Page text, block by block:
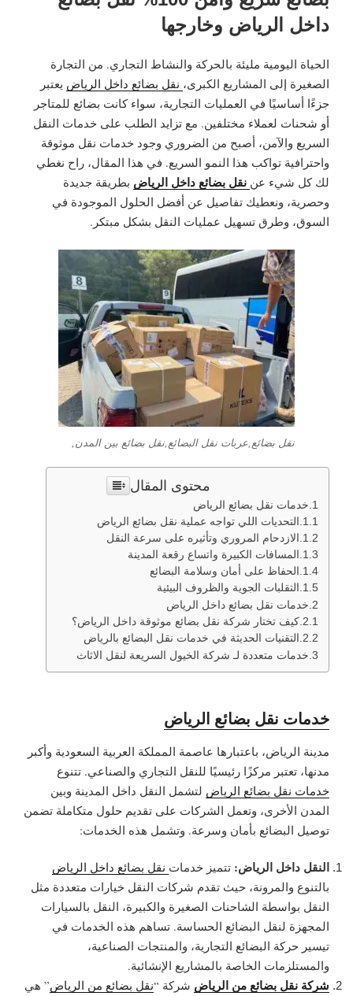
داخل الرياض وخارجها
الحياة اليومية مليئة بالحركة والنشاط التجاري. من التجارة
الصغيرة إلى المشاريع الكبرى، نقل بضائع داخل الرياض يعتبر
جزءًا أساسيًا في العمليات التجارية، سواء كانت بضائع للمتاجر
أو شحنات لعملاء مختلفين. مع تزايد الطلب على خدمات النقل
السريع والآمن، أصبح من الضروري وجود خدمات نقل موثوقة
واحترافية تواكب هذا النمو السريع. في هذا المقال، راح نغطي
لك كل شيء عن نقل بضائع داخل الرياض بطريقة جديدة
وحصرية، ونعطيك تفاصيل عن أفضل الحلول الموجودة في
السوق، وطرق تسهيل عمليات النقل بشكل مبتكر.
نقل بضائع,عربات نقل البضائع,نقل بضائع بين المدن,
محتوى المقال
خدمات نقل بضائع الرياض
التحديات اللي تواجه عملية نقل بضائع الرياض
الازدحام المروري وتأثيره على سرعة النقل
المسافات الكبيرة واتساع رقعة المدينة
الحفاظ على أمان وسلامة البضائع
التقلبات الجوية والظروف البيئية
خدمات نقل بضائع داخل الرياض
كيف تختار شركة نقل بضائع موثوقة داخل الرياض؟
التقنيات الحديثة في خدمات نقل البضائع بالرياض
خدمات متعددة لـ شركة الخيول السريعة لنقل الاثاث
خدمات نقل بضائع الرياض
مدينة الرياض، باعتبارها عاصمة المملكة العربية السعودية وأكبر
مدنها، تعتبر مركزًا رئيسيًا للنقل التجاري والصناعي. تتنوع
خدمات نقل بضائع الرياض لتشمل النقل داخل المدينة وبين
المدن الأخرى، وتعمل الشركات على تقديم حلول متكاملة تضمن
توصيل البضائع بأمان وسرعة. وتشمل هذه الخدمات:
النقل داخل الرياض: تتميز خدمات نقل بضائع داخل الرياض
بالتنوع والمرونة، حيث تقدم شركات النقل خيارات متعددة مثل
النقل بواسطة الشاحنات الصغيرة والكبيرة، النقل بالسيارات
المجهزة لنقل البضائع الحساسة. تساهم هذه الخدمات في
تيسير حركة البضائع التجارية، والمنتجات الصناعية،
والمستلزمات الخاصة بالمشاريع الإنشائية.
شركة نقل بضائع من الرياض شركة “نقل بضائع من الرياض” هي